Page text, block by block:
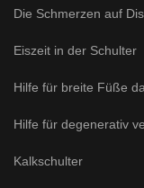
Die Schmerzen auf
Eiszeit in der Schulter
Hilfe für breite Füße
Hilfe für degenerativ
Kalkschulter